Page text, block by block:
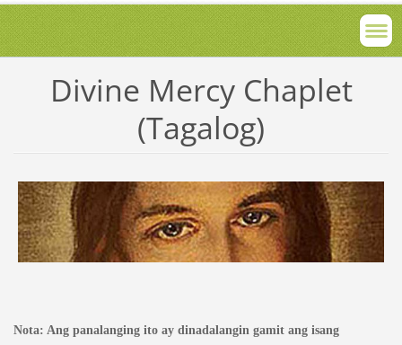
Divine Mercy Chaplet
(Tagalog)
Nota: Ang panalanging ito ay dinadalangin gamit ang isang